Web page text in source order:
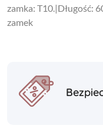
zamka: T10.|Długość:
zamek